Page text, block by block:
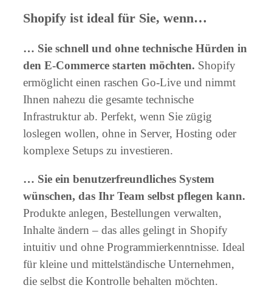
Shopify ist ideal für Sie, wenn…
… Sie schnell und ohne technische Hürden in
den E-Commerce starten möchten. Shopify
ermöglicht einen raschen Go-Live und nimmt
Ihnen nahezu die gesamte technische
Infrastruktur ab. Perfekt, wenn Sie zügig
loslegen wollen, ohne in Server, Hosting oder
komplexe Setups zu investieren.
… Sie ein benutzerfreundliches System
wünschen, das Ihr Team selbst pflegen kann.
Produkte anlegen, Bestellungen verwalten,
Inhalte ändern – das alles gelingt in Shopify
intuitiv und ohne Programmierkenntnisse. Ideal
für kleine und mittelständische Unternehmen,
die selbst die Kontrolle behalten möchten.